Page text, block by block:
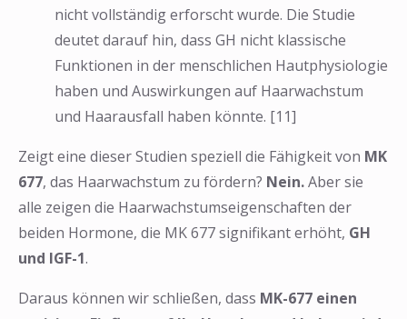
nicht vollständig erforscht wurde. Die Studie
deutet darauf hin, dass GH nicht klassische
Funktionen in der menschlichen Hautphysiologie
haben und Auswirkungen auf Haarwachstum
und Haarausfall haben könnte. [11]
Zeigt eine dieser Studien speziell die Fähigkeit von MK
677, das Haarwachstum zu fördern? Nein.Aber sie
alle zeigen die Haarwachstumseigenschaften der
beiden Hormone, die MK 677 signifikant erhöht, GH
und IGF-1.
Daraus können wir schließen, dass MK-677 einen